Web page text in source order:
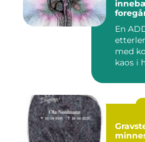
En
med
kaos i